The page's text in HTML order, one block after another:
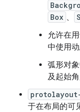
Box 、
允许在
中使用
弧形对
及起始
于在布局的可